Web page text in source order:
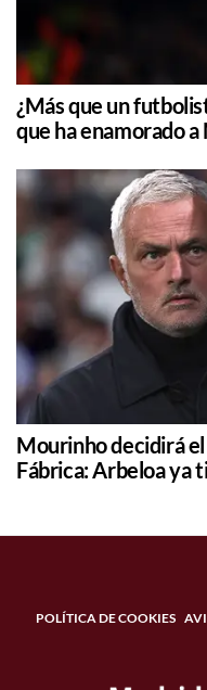
¿Más que un
que ha enamorado
Mourinho decidirá
Fábrica: Arbeloa ya
POLÍTICA DE COOKIES